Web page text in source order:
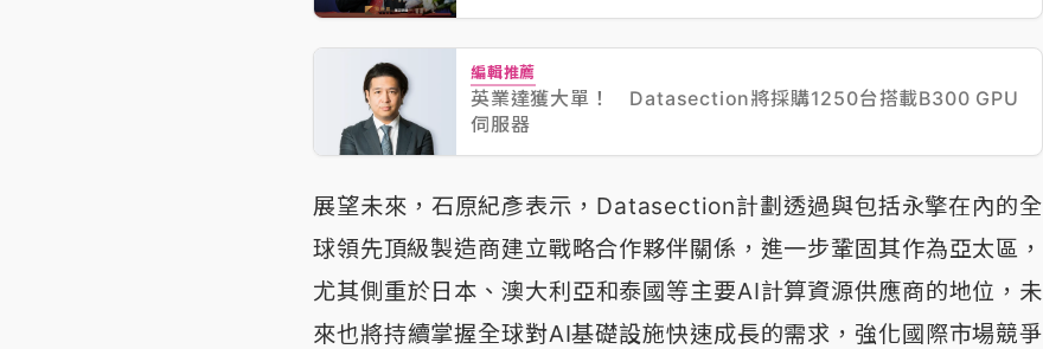
編輯推薦
英業達獲大單！ Datasection將採購1250台搭載B300 GPU
伺服器
展望未來，石原紀彥表示，Datasection計劃透過與包括永擎在內的全
球領先頂級製造商建立戰略合作夥伴關係，進一步鞏固其作為亞太區，
尤其側重於日本、澳大利亞和泰國等主要AI計算資源供應商的地位，未
來也將持續掌握全球對AI基礎設施快速成長的需求，強化國際市場競爭